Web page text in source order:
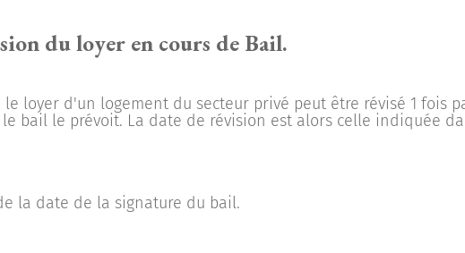
du loyer en cours de Bail.
le loyer d'un logement du secteur privé peut être révisé 1 fois
bail le prévoit. La date de révision est alors celle indiquée
la date de la signature du bail.